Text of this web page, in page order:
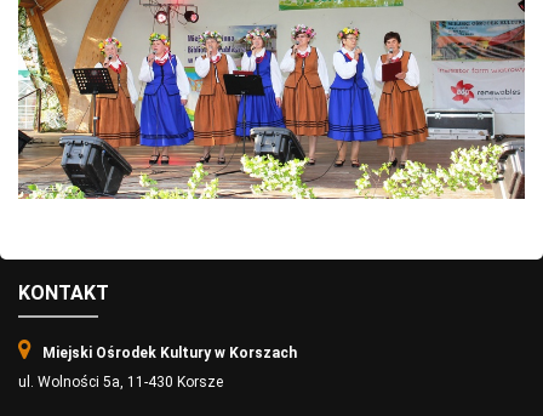
KONTAKT
Miejski Ośrodek Kultury w Korszach
ul. Wolności 5a, 11-430 Korsze